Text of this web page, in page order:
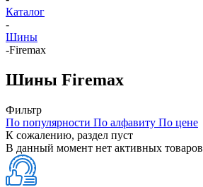
Каталог
-
Шины
-Firemax
Шины Firemax
Фильтр
По популярности По алфавиту По цене
К сожалению, раздел пуст
В данный момент нет активных товаров